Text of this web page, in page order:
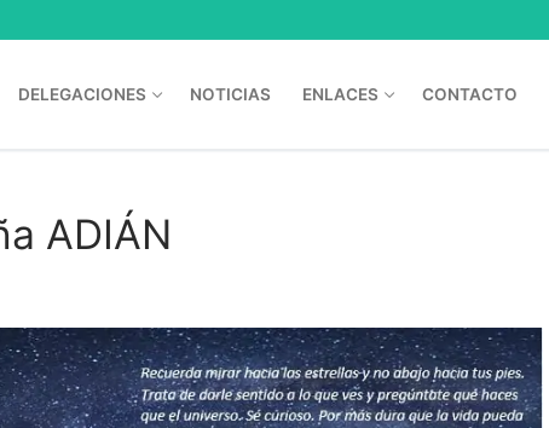
DELEGACIONES NOTICIAS ENLACES CONTACTO
ADIÁN